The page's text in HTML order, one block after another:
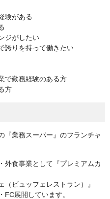
験がある
ジがしたい
誇りを持って働きたい
で勤務経験のある方
方
『業務スーパー』のフランチャ
外食事業として『プレミアムカ
（ビュッフェレストラン）』
FC展開しています。